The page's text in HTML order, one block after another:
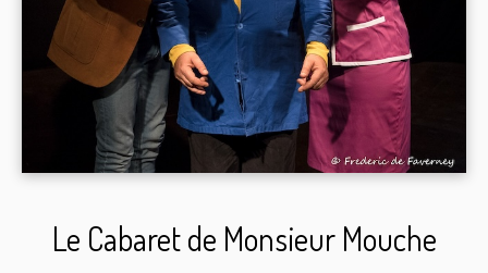
Le Cabaret de Monsieur Mouche